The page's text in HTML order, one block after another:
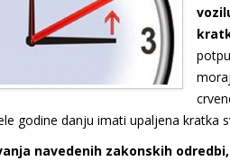
godine danju imati upaljena kratka
navedenih zakonskih